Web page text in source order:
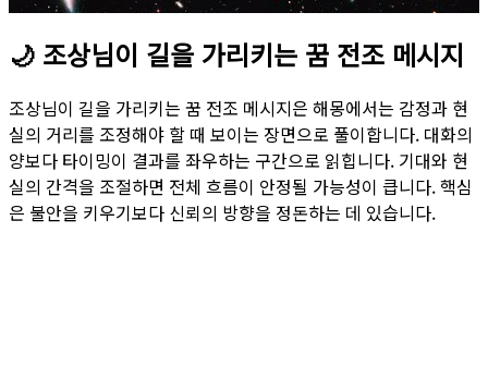
🌙 조상님이 길을 가리키는 꿈 전조 메시지
조상님이 길을 가리키는 꿈 전조 메시지은 해몽에서는 감정과 현
실의 거리를 조정해야 할 때 보이는 장면으로 풀이합니다. 대화의
양보다 타이밍이 결과를 좌우하는 구간으로 읽힙니다. 기대와 현
실의 간격을 조절하면 전체 흐름이 안정될 가능성이 큽니다. 핵심
은 불안을 키우기보다 신뢰의 방향을 정돈하는 데 있습니다.